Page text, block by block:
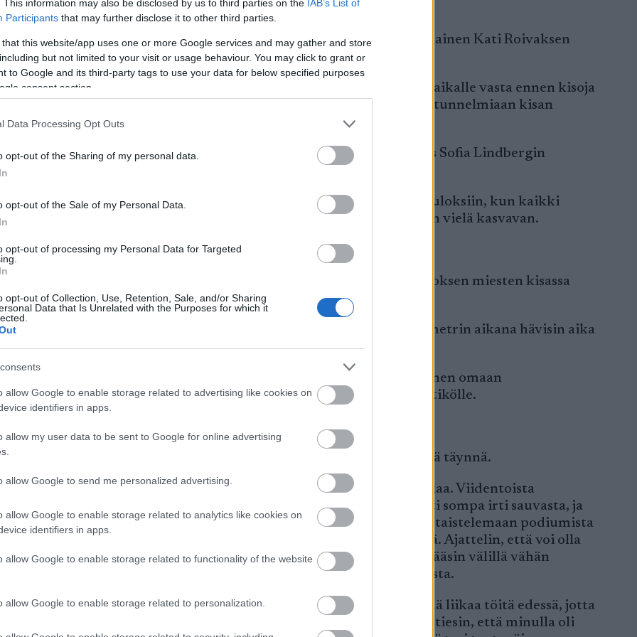
This information may also be disclosed by us to third parties on the IAB’s List of
Participants that may further disclose it to other third parties.
that this website/app uses one or more Google services and may gather and store
but not limited to your visit or usage behaviour. You may click to grant or
to Google and its third-party tags to use your data for below specified purposes
consent section.
Data Processing Opt Outs
opt-out of the Sharing of my personal data.
opt-out of the Sale of my Personal Data.
opt-out of processing my Personal Data for Targeted
opt-out of Collection, Use, Retention, Sale, and/or Sharing
Data that Is Unrelated with the Purposes for which it
allow Google to enable storage related to advertising like cookies on
identifiers in apps.
allow my user data to be sent to Google for online advertising
allow Google to send me personalized advertising.
allow Google to enable storage related to analytics like cookies on
identifiers in apps.
allow Google to enable storage related to functionality of the website
allow Google to enable storage related to personalization.
tunnusti kisan jälkeen.
Räsänen 55. Naisista Oona Kettunen oli toiseksi paras suomalainen Kati Roivaksen
suksi oli hyvä. Päivän vire itsellä vähän heikko, kun tultiin kisapaikalle vasta ennen kisoja
enemmän,” paras suomalainen mieshiihtäjä Juuso Mäkelä kertoi tunnelmiaan kisan
kertoi tiimin olevan erittäin tyytyväinen ruotsalaisvahvistus Sofia Lindbergin
mieshiihtäjillä ei ollut ihan paras mahdollinen päivä.
otetaan ensi viikonloppuna uusi yritys. Potentiaalia on parempiin tuloksiin, kun kaikki
Olli jatkoi optimistisena uskoen mieshiihtäjien vauhdin vielä kasvavan.
tienoille, Isac Holmström oli 59. ja Olli itse 65.
valmistautumassa kisaan ja hiihti toiseksi parhaan suomalaistuloksen miesten kisassa
tyydyttävä kisapäivä.
Mäkikisan jälkeen juomavyö jäätyi, ja viimeisen kymmenen kilometrin aikana hävisin aika
pientä epäonneaan.
Trentinossa hiihtävä Heli Heiskanen ei ollut puolestaan tyytyväinen omaan
kilpailun, jossa lopussa on kova 10 kilometrin nousu jäätikölle.
energiaa. Aika tehotonta hiihtoa,” Heli totesi tyytymättömänä.
suomalaistuloksesta vastannut Kati Roivas oli tietysti hymyä täynnä.
ei tuntunut kovalta alussa, vaikka näytti se hajottavan porukkaa. Viidentoista
pystyin hyvin seuraamaan heitä. Just ennen sprinttiä multa lähti sompa irti sauvasta, ja
minulle, joten suuri kiitos hänelle siitä. En olisi varmasti pystynyt taistelemaan podiumista
oli neljä, ja kun Ida lähti irti, en uskaltanut lähteä hänen peräänsä. Ajattelin, että voi olla
rauhallisesti kolmestaan aika pitkään. Mäkipisteen jälkeen pääsin välillä vähän
hiihtoaan ja kiitti vuolaasti huoltojoukkoaan loistavista suksista.
välillä, että oli liiankin hiljainen vauhti, mutta en halunnut tehdä liikaa töitä edessä, jotta
yrittää irti, koska en halunnut jättää ratkaisua loppukiriin ja tiesin, että minulla oli